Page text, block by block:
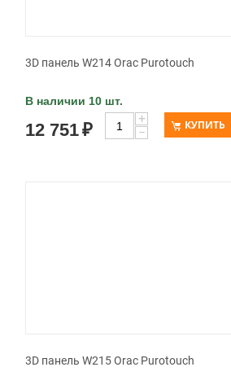
3D панель W214 Orac Purotouch
В наличии 10 шт.
12 751₽
+
−
КУПИТЬ
3D панель W215 Orac Purotouch